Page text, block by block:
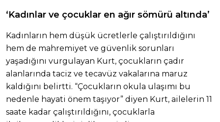
‘Kadınlar ve çocuklar en ağır sömürü altında’
Kadınların hem düşük ücretlerle çalıştırıldığını
hem de mahremiyet ve güvenlik sorunları
yaşadığını vurgulayan Kurt, çocukların çadır
alanlarında taciz ve tecavüz vakalarına maruz
kaldığını belirtti. “Çocukların okula ulaşımı bu
nedenle hayati önem taşıyor” diyen Kurt, ailelerin 11
saate kadar çalıştırıldığını, çocuklarla